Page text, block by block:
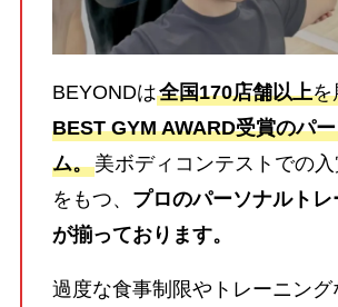
BEYONDは全国170店舗以上を
BEST GYM AWARD受賞のパ
ム。美ボディコンテストでの
をもつ、 プロのパーソナルト
が揃っております。
過度な食事制限やトレーニング